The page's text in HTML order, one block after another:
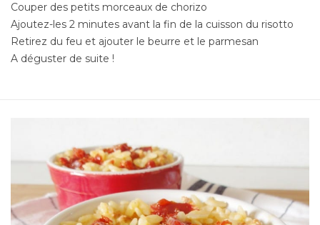
Couper des petits morceaux de chorizo
Ajoutez-les 2 minutes avant la fin de la cuisson du risotto
Retirez du feu et ajouter le beurre et le parmesan
A déguster de suite !